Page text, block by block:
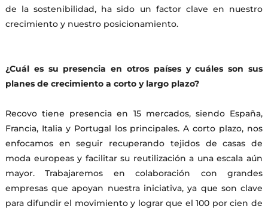
de la sostenibilidad, ha sido un factor clave en nuestro
crecimiento y nuestro posicionamiento.
¿Cuál es su presencia en otros países y cuáles son sus
planes de crecimiento a corto y largo plazo?
Recovo tiene presencia en 15 mercados, siendo España,
Francia, Italia y Portugal los principales. A corto plazo, nos
enfocamos en seguir recuperando tejidos de casas de
moda europeas y facilitar su reutilización a una escala aún
mayor. Trabajaremos en colaboración con grandes
empresas que apoyan nuestra iniciativa, ya que son clave
para difundir el movimiento y lograr que el 100 por cien de